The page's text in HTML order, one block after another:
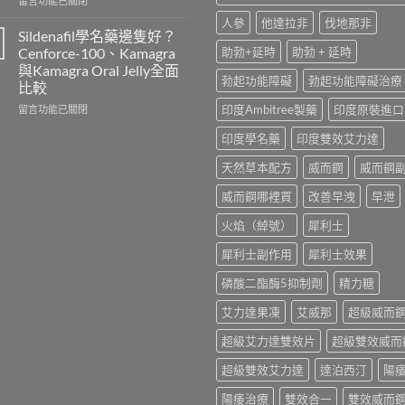
注
事
項
與
香
｜
Viagra
一
粒
多
少
效
而
鋼
與
必
Sildenafil學名藥邊隻好？
Cenforce-100、Kamagra
與Kamagra Oral Jelly全面
比較
在
留言功能已關閉
人參
他達拉非
伐地那非
助勃+延時
助勃 + 延時
勃起功能障礙
勃起功能障礙治療
印度Ambitree製藥
印度原裝進口
印度學名藥
印度雙效艾力達
天然草本配方
威而鋼
威而鋼
威而鋼哪裡買
改善早洩
早泄
火焰（綽號）
犀利士
犀利士副作用
犀利士效果
磷酸二酯酶5抑制劑
精力糖
艾力達果凍
艾威那
超級威而鋼
超級艾力達雙效片
超級雙效威而
超級雙效艾力達
達泊西汀
陽痿
陽痿治療
雙效合一 雙效威而鋼